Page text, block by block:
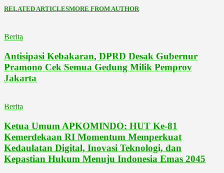
RELATED ARTICLESMORE FROM AUTHOR
Berita
Antisipasi Kebakaran, DPRD Desak Gubernur
Pramono Cek Semua Gedung Milik Pemprov
Jakarta
Berita
Ketua Umum APKOMINDO: HUT Ke-81
Kemerdekaan RI Momentum Memperkuat
Kedaulatan Digital, Inovasi Teknologi, dan
Kepastian Hukum Menuju Indonesia Emas 2045